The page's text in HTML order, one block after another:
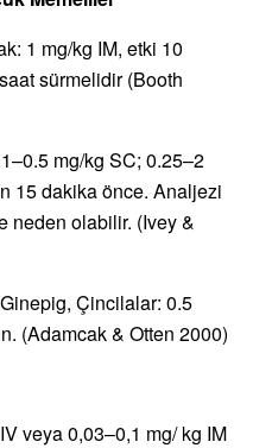
1 mg/kg IM, etki 10
sürmelidir (Booth
mg/kg SC; 0.25–2
15 dakika önce. Analjezi
neden olabilir. (Ivey &
Çincilalar: 0.5
(Adamcak & Otten 2000)
veya 0,03–0,1 mg/ kg IM